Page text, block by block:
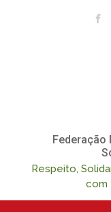
Federação
Respeito,
com